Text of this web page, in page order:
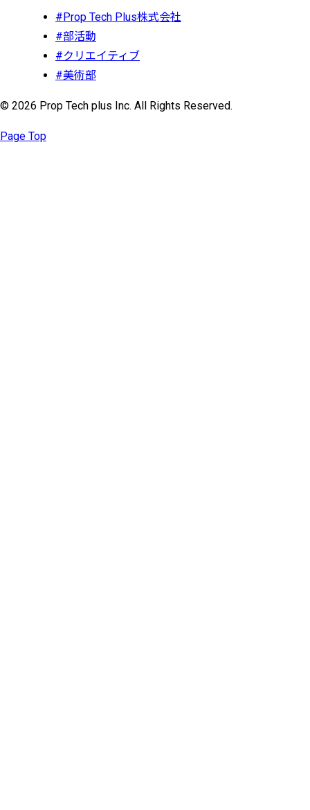
#Prop Tech Plus株式会社
#部活動
#クリエイティブ
#美術部
© 2026 Prop Tech plus Inc. All Rights Reserved.
Page Top